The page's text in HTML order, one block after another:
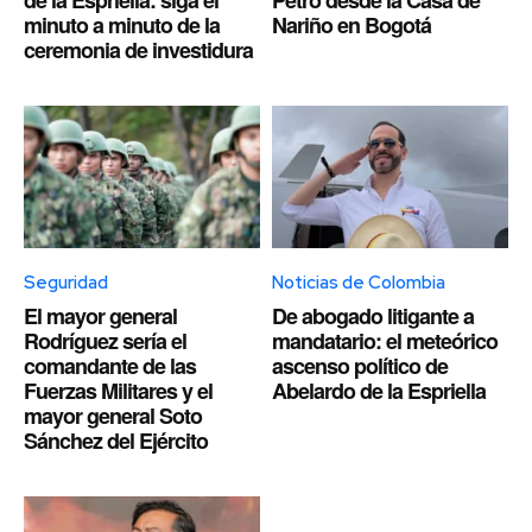
minuto a minuto de la
ceremonia de investidura
Nariño en Bogotá
Seguridad
El mayor general
Rodríguez sería el
comandante de las
Fuerzas Militares y el
mayor general Soto
Sánchez del Ejército
Noticias de Colombia
De abogado litigante a
mandatario: el meteórico
ascenso político de
Abelardo de la Espriella